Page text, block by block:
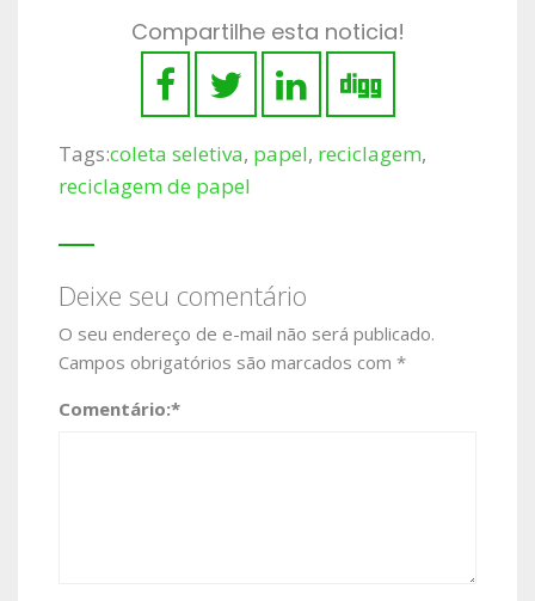
Compartilhe esta noticia!
Tags:coleta seletiva, papel, reciclagem,
reciclagem de papel
Deixe seu comentário
O seu endereço de e-mail não será publicado.
Campos obrigatórios são marcados com *
Comentário:*